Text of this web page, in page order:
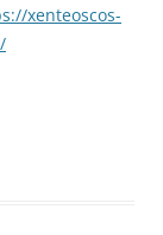
xenteoscos-